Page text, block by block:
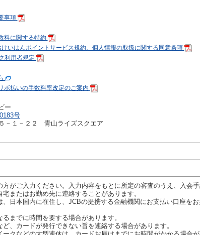
事項
料に関する特約
いはんポイントサービス規約、個人情報の取扱に関する同意条項
利用者規定
ボ払いの手数料率改定のご案内
ー
号
－１－２２ 青山ライズスクエア
がご入力ください。入力内容をもとに所定の審査のうえ、入会手
またはお勤め先に連絡することがあります。
日本国内に在住し、JCBの提携する金融機関にお支払い口座をお
までに時間を要する場合があります。
、カードが発行できない旨を連絡する場合があります。